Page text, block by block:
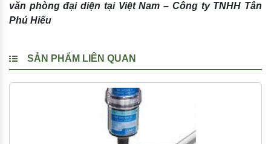
văn phòng đại diện tại Việt Nam – Công ty TNHH Tân
Phú Hiếu
SẢN PHẨM LIÊN QUAN